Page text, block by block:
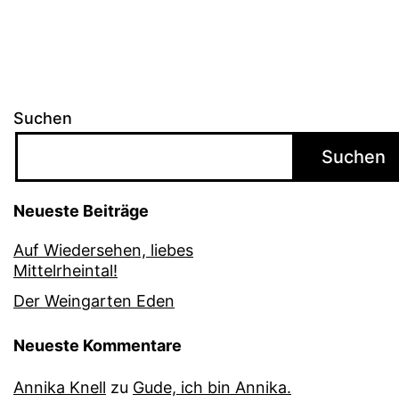
Suchen
Suchen
Neueste Beiträge
Auf Wiedersehen, liebes
Mittelrheintal!
Der Weingarten Eden
Neueste Kommentare
Annika Knell zu Gude, ich bin Annika.